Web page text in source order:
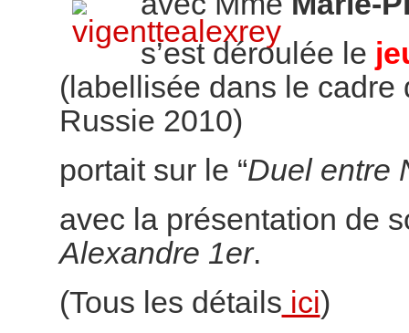
s’est déroulée le
(labellisée dans le cadre
Russie 2010)
portait sur le “Duel entre
avec la présentation de
Alexandre 1er.
(Tous les détails ici)